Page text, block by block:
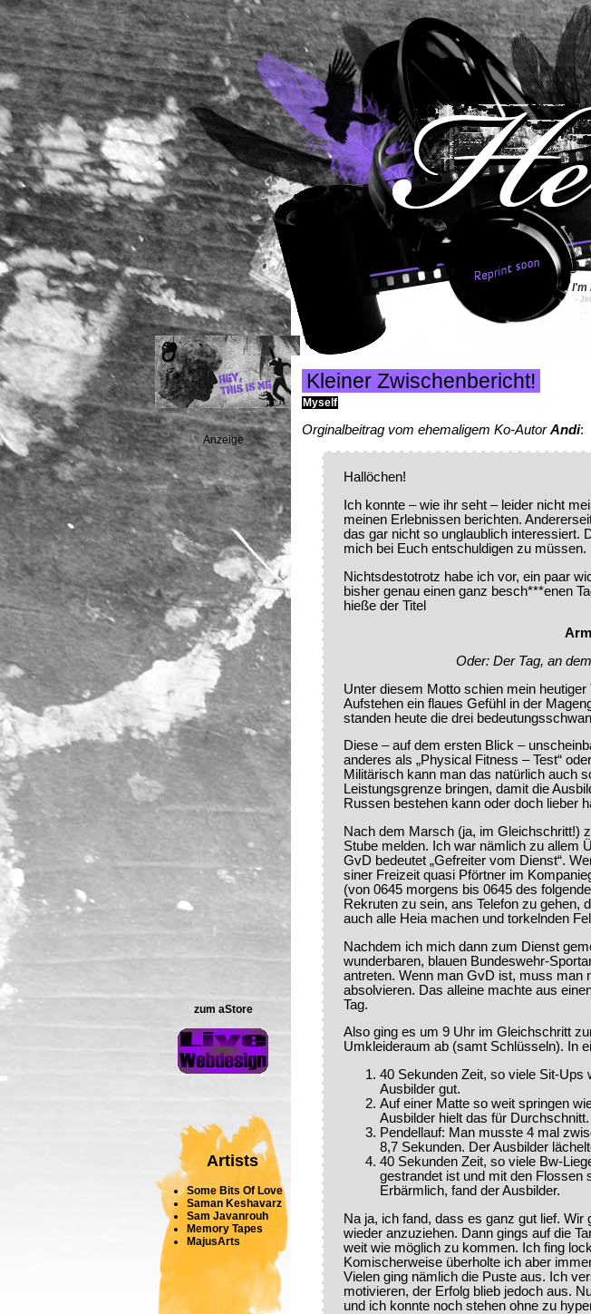
I'm
-
Anzeige
zum aStore
Artists
Some Bits Of Love
Saman Keshavarz
Sam Javanrouh
Memory Tapes
MajusArts
Kleiner Zwischenbericht!
Myself
Orginalbeitrag vom ehemaligem Ko-AutorAndi:
Hallöchen!
Ich konnte – wie ihr seht – leider nicht
meinen Erlebnissen berichten.
das gar nicht so unglaublich interessiert.
mich bei Euch entschuldigen zu müssen.
Nichtsdestotrotz habe ich vor, ein paar
bisher genau einen ganz besch***enen
hieße der Titel
Oder: Der Tag, an
Unter diesem Motto schien mein
Aufstehen ein flaues Gefühl in der
standen heute die drei
Diese – auf dem ersten Blick –
anderes als „Physical Fitness – Test“
Militärisch kann man das natürlich auch
Leistungsgrenze bringen, damit die
Russen bestehen kann oder doch lieber
Nach dem Marsch (ja, im Gleichschritt!)
Stube melden. Ich war nämlich zu allem
GvD bedeutet „Gefreiter vom Dienst“.
siner Freizeit quasi Pförtner im
(von 0645 morgens bis 0645 des
Rekruten zu sein, ans Telefon zu gehen,
auch alle Heia machen und torkelnden
Nachdem ich mich dann zum Dienst
wunderbaren, blauen Bundeswehr-
antreten. Wenn man GvD ist, muss man
absolvieren. Das alleine machte aus
Tag.
Also ging es um 9 Uhr im Gleichschritt
Umkleideraum ab (samt Schlüsseln). In
40 Sekunden Zeit, so viele Sit-Ups
Ausbilder gut.
Auf einer Matte so weit springen
Ausbilder hielt das für Durchschnitt.
Pendellauf: Man musste 4 mal
8,7 Sekunden. Der Ausbilder
40 Sekunden Zeit, so viele Bw-
gestrandet ist und mit den Flossen
Erbärmlich, fand der Ausbilder.
Na ja, ich fand, dass es ganz gut lief.
wieder anzuziehen. Dann gings auf die
weit wie möglich zu kommen. Ich fing
Komischerweise überholte ich aber
Vielen ging nämlich die Puste aus. Ich
motivieren, der Erfolg blieb jedoch aus.
und ich konnte noch stehen ohne zu